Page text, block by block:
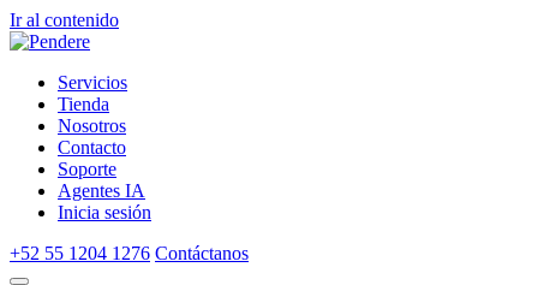
Ir al contenido
Servicios
Tienda
Nosotros
Contacto
Soporte
Agentes IA
Inicia sesión
+52 55 1204 1276 Contáctanos